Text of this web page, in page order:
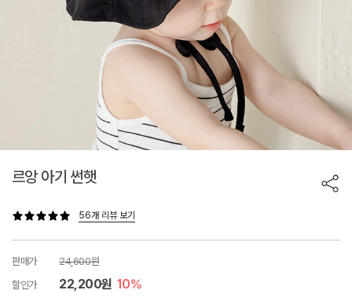
르앙 아기 썬햇
56개 리뷰 보기
판매가
24,600원
할인가
22,200원 10%